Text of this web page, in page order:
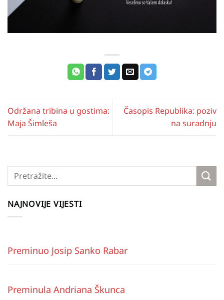
Održana tribina u gostima:
Maja Šimleša
Časopis Republika: poziv
na suradnju
NAJNOVIJE VIJESTI
Preminuo Josip Sanko Rabar
Preminula Andriana Škunca